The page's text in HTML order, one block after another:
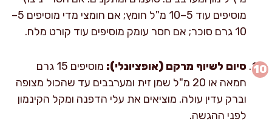
מוסיפים עוד 5–10 מ"ל חומץ; אם חומצי מדי מוסיפים 5–
10 גרם סוכר; אם חסר עומק מוסיפים עוד קורט מלח.
סיום לשיוף מרקם (אופציונלי):
מוסיפים 15 גרם
חמאה או 20 מ"ל שמן זית ומערבבים עד שהכול מצופה
וברק עדין עולה. מוציאים את עלי הדפנה ומקל הקינמון
לפני ההגשה.